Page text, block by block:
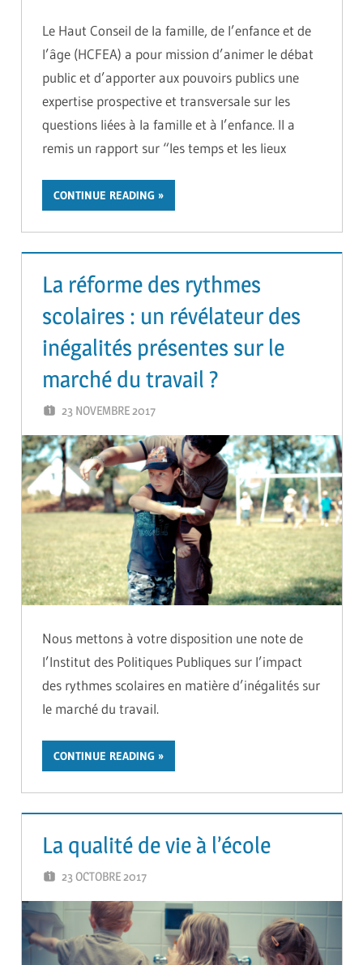
Le Haut Conseil de la famille, de l’enfance et de
l’âge (HCFEA) a pour mission d’animer le débat
public et d’apporter aux pouvoirs publics une
expertise prospective et transversale sur les
questions liées à la famille et à l’enfance. Il a
remis un rapport sur “les temps et les lieux
CONTINUE READING
La réforme des rythmes
scolaires : un révélateur des
inégalités présentes sur le
marché du travail ?
23 NOVEMBRE 2017
Nous mettons à votre disposition une note de
l’Institut des Politiques Publiques sur l’impact
des rythmes scolaires en matière d’inégalités sur
le marché du travail.
CONTINUE READING
La qualité de vie à l’école
23 OCTOBRE 2017